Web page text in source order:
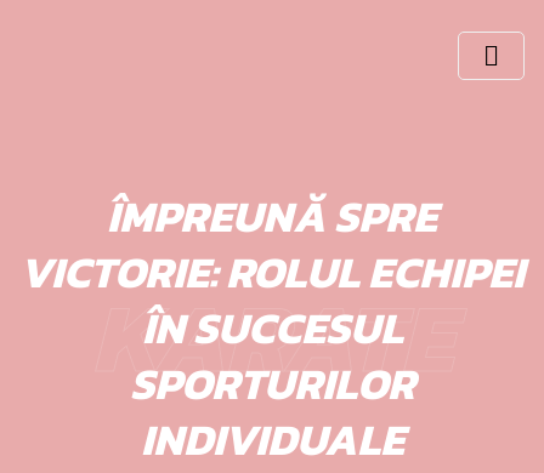
KARATE
ÎMPREUNĂ SPRE
VICTORIE: ROLUL ECHIPEI
ÎN SUCCESUL
SPORTURILOR
INDIVIDUALE